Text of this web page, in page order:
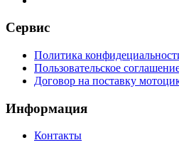
Сервис
Политика
Пользовательское
Договор на поставку
Информация
Контакты